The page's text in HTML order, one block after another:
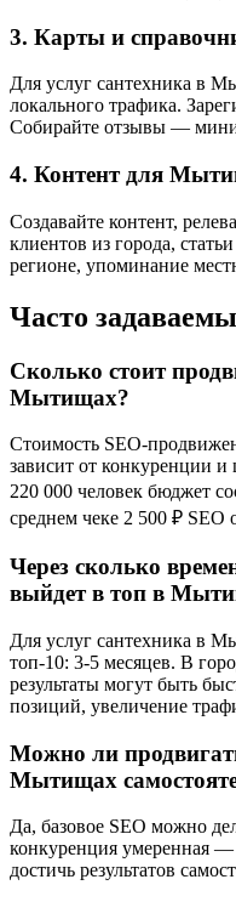
3. Карты и
Для услуг сантехника в
локального трафика.
Собирайте отзывы —
4. Контент для
Создавайте контент,
клиентов из города,
регионе, упоминание
Часто
Сколько стоит
Мытищах?
Стоимость SEO-
зависит от конкуренции и
220 000 человек бюджет
среднем чеке 2 500 ₽ SEO
Через сколько
выйдет в топ в
Для услуг сантехника в
топ-10: 3-5 месяцев. В
результаты могут быть
позиций, увеличение
Можно ли
Мытищах
Да, базовое SEO можно
конкуренция умеренная
достичь результатов